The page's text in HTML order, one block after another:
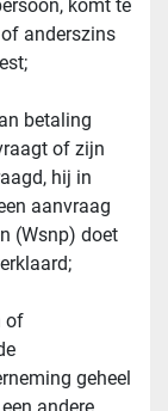
komt te
anderszins
betaling
of zijn
hij in
aanvraag
(Wsnp) doet
of
geheel